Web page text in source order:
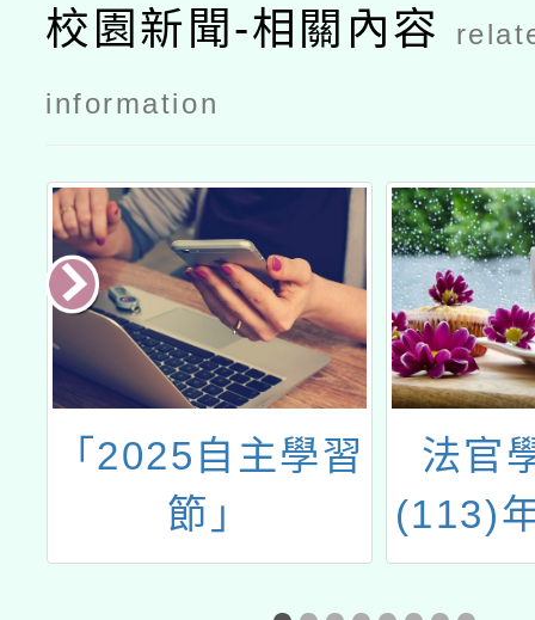
校園新聞-相關內容
information
「2025自主學習
節」
法官
(113)
至7月